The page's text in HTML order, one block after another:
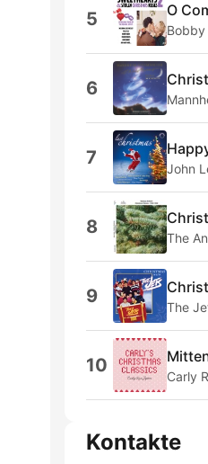
5 O
Bobby
6
7 John
8 The
9 The
10 Carly
Kontakte